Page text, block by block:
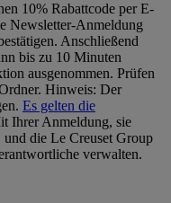
10% Rabattcode per E-
Newsletter-Anmeldung
Anschließend
bis zu 10 Minuten
ausgenommen. Prüfen
Hinweis: Der
Es gelten die
Ihrer Anmeldung, sie
die Le Creuset Group
verwalten.